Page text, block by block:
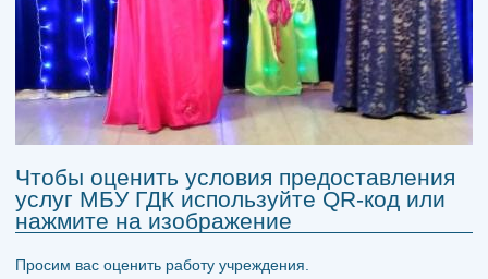
Чтобы оценить условия предоставления
услуг МБУ ГДК используйте QR-код или
нажмите на изображение
Просим вас оценить работу учреждения.